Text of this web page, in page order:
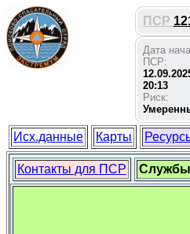
ПСР
Дата
ПСР:
20:13
Риск:
Исх.данные Карты
Контакты для ПСР Службы